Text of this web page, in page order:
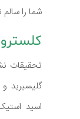
شما را
تحقیقات
گلیسیرید
اسید